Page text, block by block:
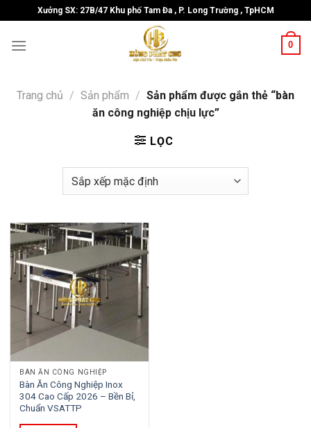
to
content
Xưởng SX: 27B/47 Khu phố Tam Đa , P. Long Trường , TpHCM
0
Trang chủ / Sản phẩm / Sản phẩm được gắn thẻ “bàn
ăn công nghiệp chịu lực”
LỌC
BÀN ĂN CÔNG NGHIỆP
Bàn Ăn Công Nghiệp Inox
304 Cao Cấp 2026 – Bền Bỉ,
Chuẩn VSATTP